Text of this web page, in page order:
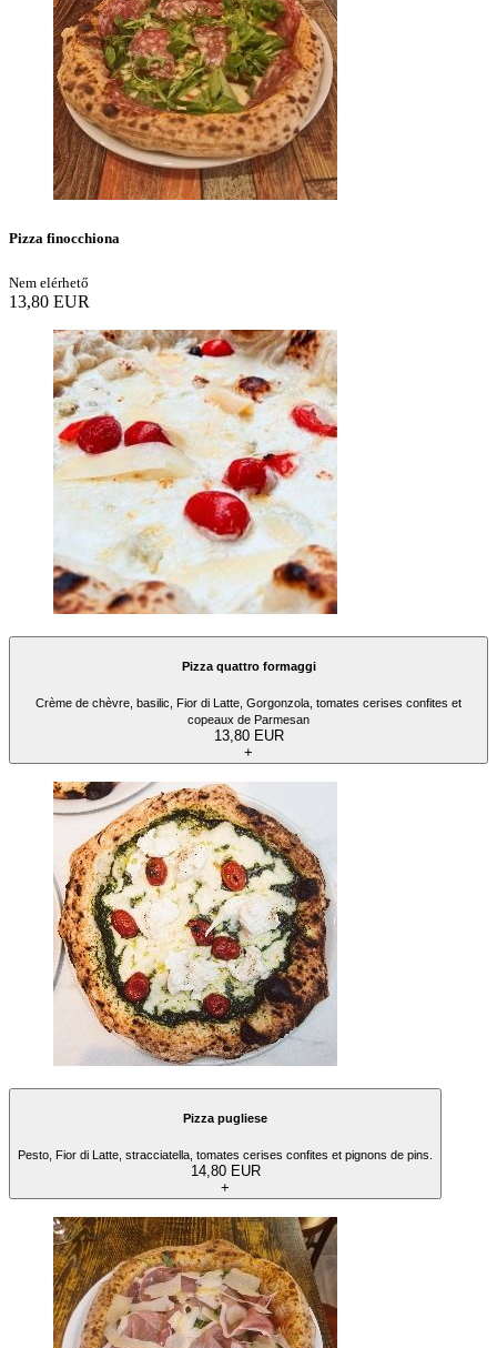
Pizza finocchiona
Nem elérhető
13,80 EUR
Pizza quattro formaggi
Crème de chèvre, basilic, Fior di Latte, Gorgonzola, tomates cerises confites et
copeaux de Parmesan
13,80 EUR
+
Pizza pugliese
Pesto, Fior di Latte, stracciatella, tomates cerises confites et pignons de pins.
14,80 EUR
+